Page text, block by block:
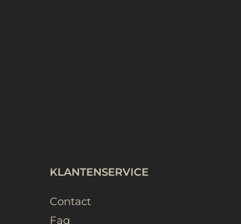
KLANTENSERVICE
Contact
Faq